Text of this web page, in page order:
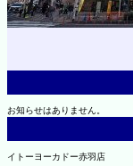
お知らせはありません。
イトーヨーカドー赤羽店